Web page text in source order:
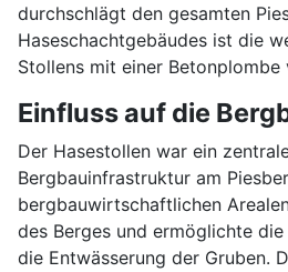
durchschlägt den gesamten
Haseschachtgebäudes ist die
Stollens mit einer Betonplombe
Einfluss auf die
Der Hasestollen war ein
Bergbauinfrastruktur am
bergbauwirtschaftlichen
des Berges und ermöglichte
die Entwässerung der Gruben.